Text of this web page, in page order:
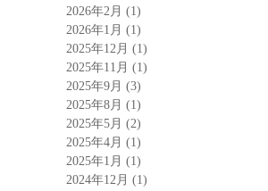
2026年2月 (1)
2026年1月 (1)
2025年12月 (1)
2025年11月 (1)
2025年9月 (3)
2025年8月 (1)
2025年5月 (2)
2025年4月 (1)
2025年1月 (1)
2024年12月 (1)